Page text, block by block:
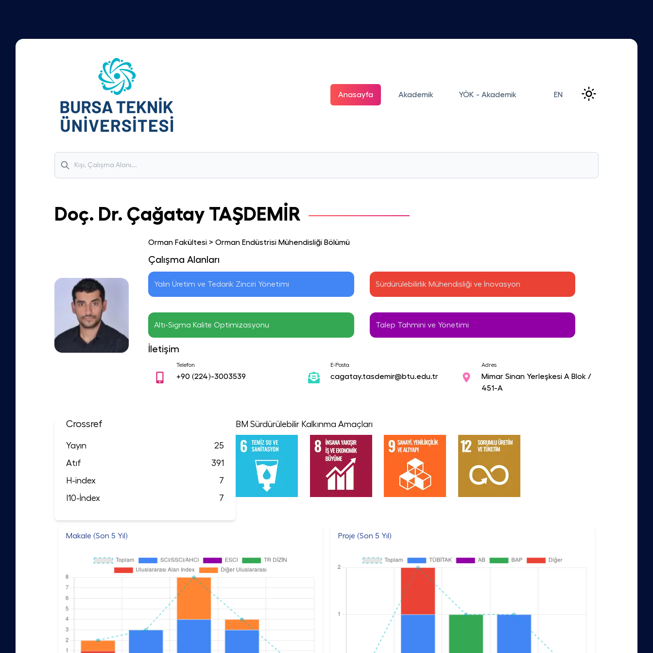
Anasayfa Akademik YÖK - Akademik EN
Doç. Dr. Çağatay TAŞDEMİR
Orman Fakültesi > Orman Endüstrisi Mühendisliği Bölümü
Çalışma Alanları
Yalın Üretim ve Tedarik Zinciri Yönetimi Sürdürülebilirlik Mühendisliği ve İnovasyon
Altı-Sigma Kalite Optimizasyonu Talep Tahmini ve Yönetimi
İletişim
Telefon
+90(224)-3003539
E-Posta
cagatay.tasdemir@btu.edu.tr
Adres
Mimar Sinan Yerleşkesi A Blok /
451-A
Crossref
Yayın
25
Atıf
391
H-index
7
I10-İndex
7
BM Sürdürülebilir Kalkınma Amaçları
Makale (Son 5 Yıl) Proje (Son 5 Yıl)